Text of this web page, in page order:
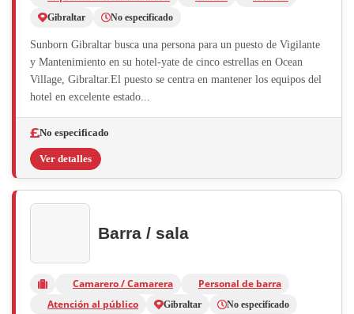
Gibraltar No especificado
Sunborn Gibraltar busca una persona para un puesto de Vigilante
y Mantenimiento en su hotel-yate de cinco estrellas en Ocean
Village, Gibraltar.El puesto se centra en mantener los equipos del
hotel en excelente estado...
No especificado
Ver detalles
Barra / sala
Camarero / Camarera
Personal de barra
Atención al público
Gibraltar No especificado